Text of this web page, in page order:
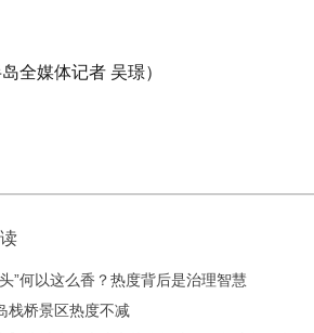
岛全媒体记者 吴璟）
”何以这么香？热度背后是治理智慧
栈桥景区热度不减